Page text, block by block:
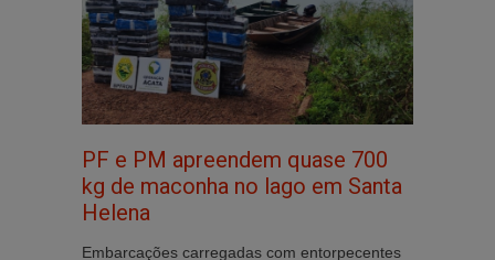
PF e PM apreendem quase 700
kg de maconha no lago em Santa
Helena
Embarcações carregadas com entorpecentes